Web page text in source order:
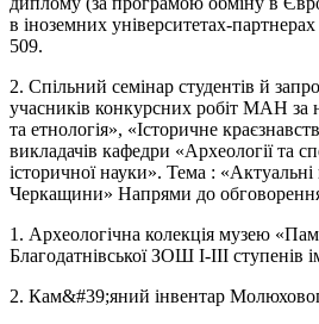
в іноземних університетах-партнерах
509.
2. Спільний семінар студентів й
учасників конкурсних робіт МАН за
та етнологія», «Історичне
викладачів кафедри «Археології та
історичної науки». Тема : «Актуальні
Черкащини» Напрями до
1. Археологічна колекція музею
Благодатнівської ЗОШ І-ІІІ ступенів
2. Кам&#39;яний інвентар